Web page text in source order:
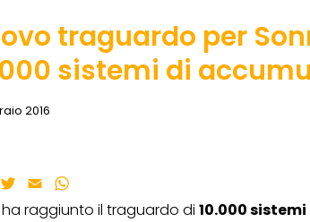
traguardo per
sistemi di
2016
LinkedInTwitter
Email
ha raggiunto il traguardo di 10.000